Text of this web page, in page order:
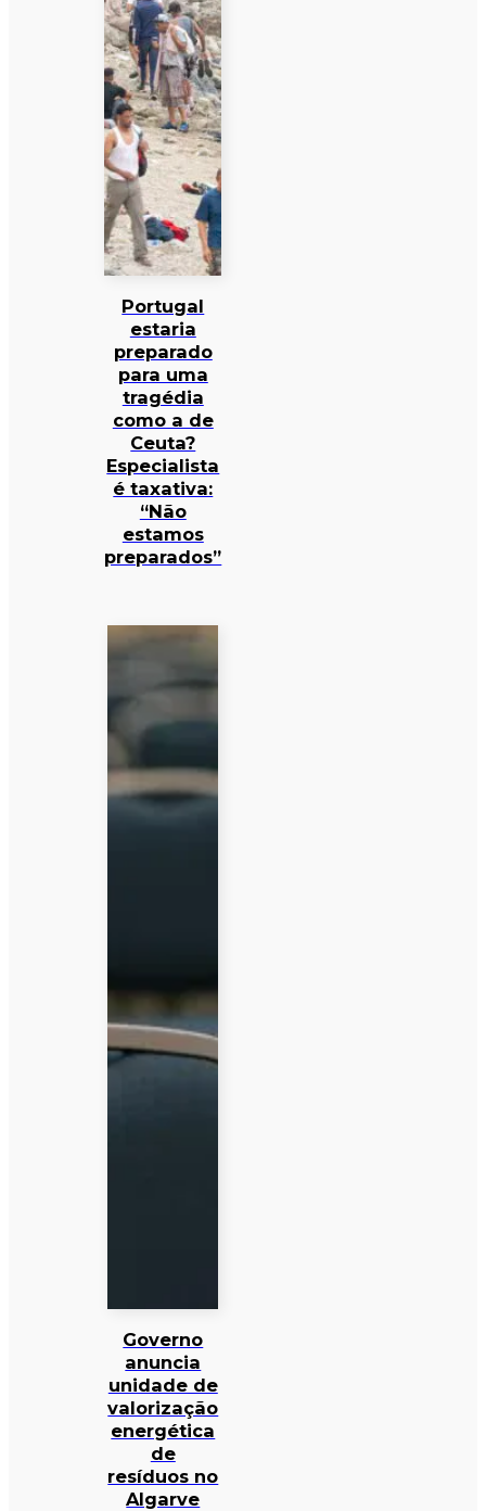
Portugal
estaria
preparado
para uma
tragédia
como a de
Ceuta?
Especialista
é taxativa:
“Não
estamos
preparados”
Governo
anuncia
unidade de
valorização
energética
de
resíduos no
Algarve